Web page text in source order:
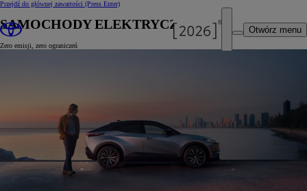
Przejdź do głównej zawartości (Press Enter)
Otwórz menu
SAMOCHODY ELEKTRYCZNE
Zero emisji, zero ograniczeń